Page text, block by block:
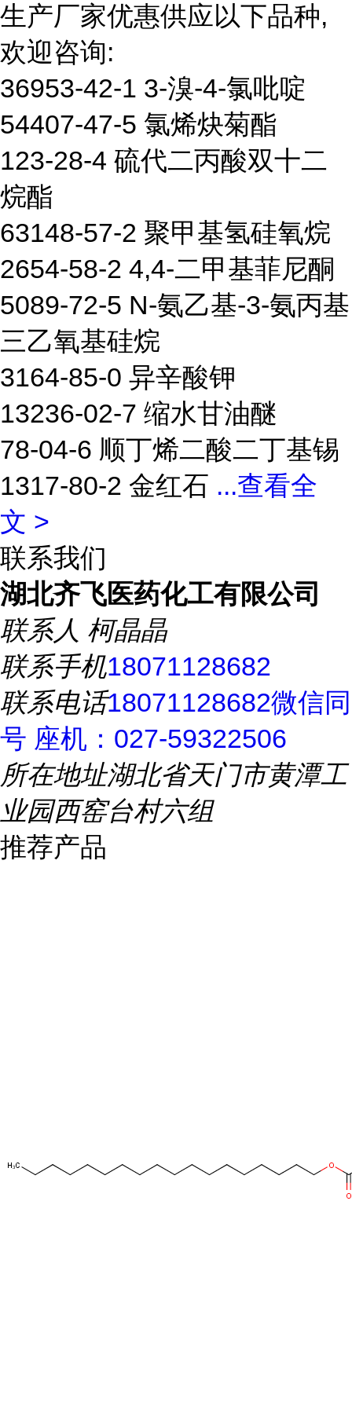
生产厂家优惠供应以下品种,
欢迎咨询:
36953-42-1 3-溴-4-氯吡啶
54407-47-5 氯烯炔菊酯
123-28-4 硫代二丙酸双十二
烷酯
63148-57-2 聚甲基氢硅氧烷
2654-58-2 4,4-二甲基菲尼酮
5089-72-5 N-氨乙基-3-氨丙基
三乙氧基硅烷
3164-85-0 异辛酸钾
13236-02-7 缩水甘油醚
78-04-6 顺丁烯二酸二丁基锡
1317-80-2 金红石 ...查看全
文 >
联系我们
湖北齐飞医药化工有限公司
联系人 柯晶晶
联系手机18071128682
联系电话18071128682微信同
号 座机：027-59322506
所在地址湖北省天门市黄潭工
业园西窑台村六组
推荐产品